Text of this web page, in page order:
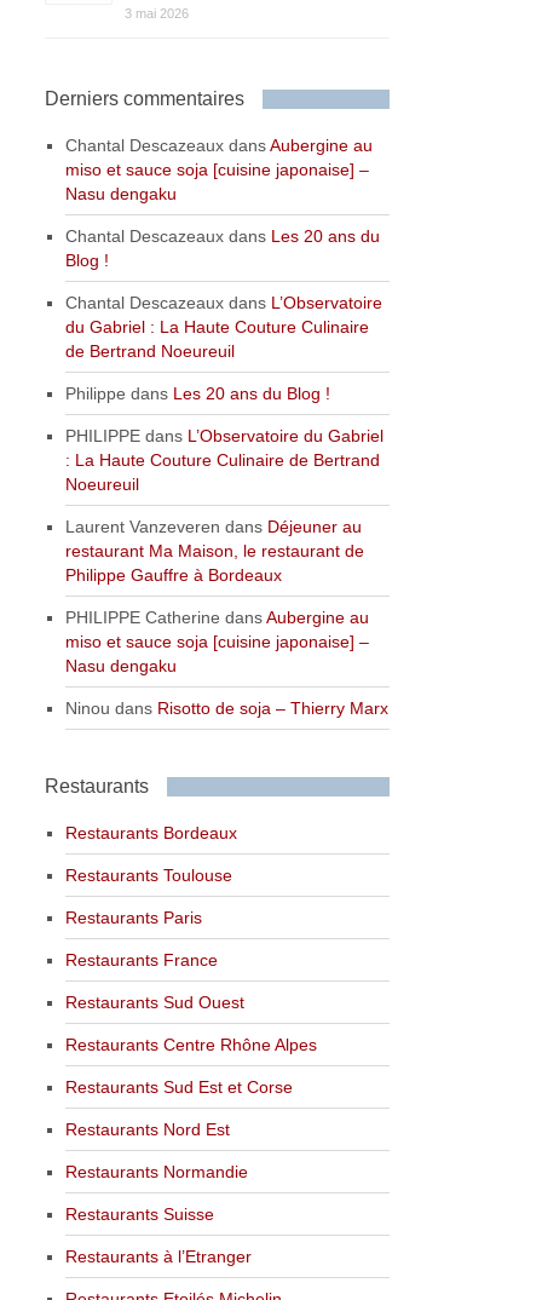
3 mai 2026
Derniers commentaires
Chantal Descazeaux dansAubergine au
miso et sauce soja [cuisine japonaise] –
Nasu dengaku
Chantal Descazeaux dans Les 20 ans du
Blog !
Chantal Descazeaux dans L’Observatoire
du Gabriel : La Haute Couture Culinaire
de Bertrand Noeureuil
Philippe dans Les 20 ans du Blog !
PHILIPPE dans L’Observatoire du Gabriel
: La Haute Couture Culinaire de Bertrand
Noeureuil
Laurent Vanzeveren dans Déjeuner au
restaurant Ma Maison, le restaurant de
Philippe Gauffre à Bordeaux
PHILIPPE Catherine dansAubergine au
miso et sauce soja [cuisine japonaise] –
Nasu dengaku
Ninou dans Risotto de soja – Thierry Marx
Restaurants
Restaurants Bordeaux
Restaurants Toulouse
Restaurants Paris
Restaurants France
Restaurants Sud Ouest
Restaurants Centre Rhône Alpes
Restaurants Sud Est et Corse
Restaurants Nord Est
Restaurants Normandie
Restaurants Suisse
Restaurants à l’Etranger